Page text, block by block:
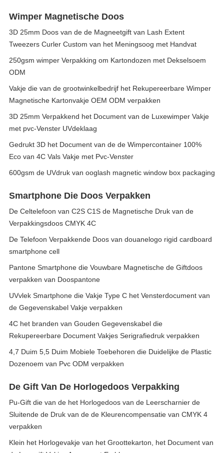
Wimper Magnetische Doos
3D 25mm Doos van de de Magneetgift van Lash Extent
Tweezers Curler Custom van het Meningsoog met Handvat
250gsm wimper Verpakking om Kartondozen met Dekselsoem
ODM
Vakje die van de grootwinkelbedrijf het Rekupereerbare Wimper
Magnetische Kartonvakje OEM ODM verpakken
3D 25mm Verpakkend het Document van de Luxewimper Vakje
met pvc-Venster UVdeklaag
Gedrukt 3D het Document van de de Wimpercontainer 100%
Eco van 4C Vals Vakje met Pvc-Venster
600gsm de UVdruk van ooglash magnetic window box packaging
Smartphone Die Doos Verpakken
De Celtelefoon van C2S C1S de Magnetische Druk van de
Verpakkingsdoos CMYK 4C
De Telefoon Verpakkende Doos van douanelogo rigid cardboard
smartphone cell
Pantone Smartphone die Vouwbare Magnetische de Giftdoos
verpakken van Doospantone
UVvlek Smartphone die Vakje Type C het Vensterdocument van
de Gegevenskabel Vakje verpakken
4C het branden van Gouden Gegevenskabel die
Rekupereerbare Document Vakjes Serigrafiedruk verpakken
4,7 Duim 5,5 Duim Mobiele Toebehoren die Duidelijke de Plastic
Dozenoem van Pvc ODM verpakken
De Gift Van De Horlogedoos Verpakking
Pu-Gift die van de het Horlogedoos van de Leerscharnier de
Sluitende de Druk van de de Kleurencompensatie van CMYK 4
verpakken
Klein het Horlogevakje van het Groottekarton, het Document van